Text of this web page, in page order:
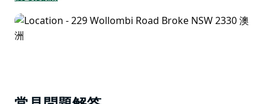
Winmark 藝廊於 2021 年 2 月 13 日由丹麥大使 Pernille
Dahler Kardel 正式揭幕。